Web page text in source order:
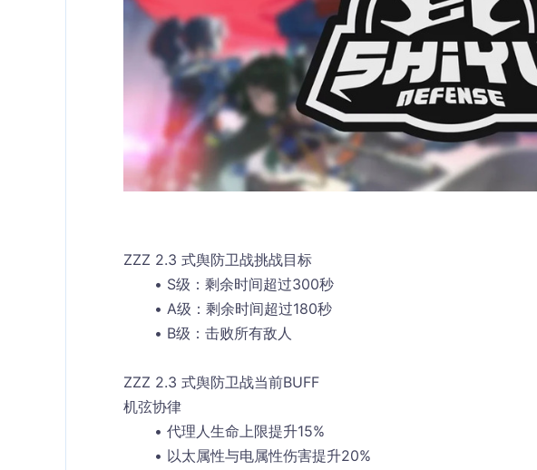
ZZZ 2.3 式舆防卫战挑战目标
S级 ：剩余时间超过300秒
A级 ：剩余时间超过180秒
B级 ：击败所有敌人
ZZZ 2.3 式舆防卫战当前BUFF
机弦协律
代理人生命上限提升15%
以太属性与电属性伤害提升20%